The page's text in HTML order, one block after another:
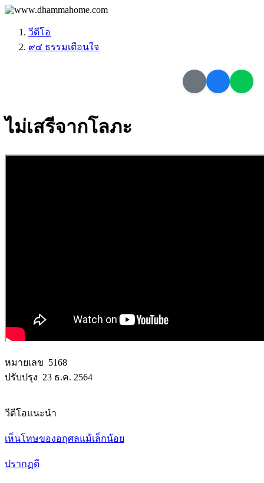
วีดีโอ
๙๔ ธรรมเตือนใจ
ไม่เสรีจากโลภะ
หมายเลข 5168
ปรับปรุง 23 ธ.ค. 2564
วีดีโอแนะนำ
เห็นโทษของอกุศลแม้เล็กน้อย
ปรากฏดี